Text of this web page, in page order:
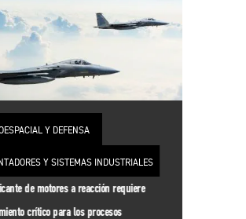
Y DEFENSA
Y SISTEMAS INDUSTRIALES
de motores a reacción requiere
crítico para los procesos